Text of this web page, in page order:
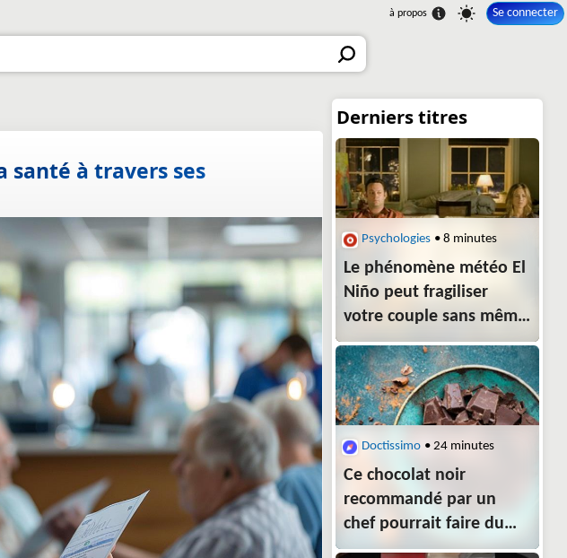
Se connecter
santé à travers ses
Psychologies • 8 minutes
Le phénomène météo El
Niño peut fragiliser
votre couple sans même
que vous vous en
rendiez compte, alertent
les psys
Doctissimo • 24 minutes
Ce chocolat noir
recommandé par un
chef pourrait faire du
bien à votre cœur et